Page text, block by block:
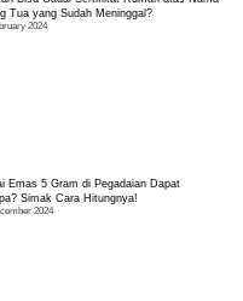
Tua yang Sudah Meninggal?
2024
Emas 5 Gram di Pegadaian Dapat
Simak Cara Hitungnya!
2024